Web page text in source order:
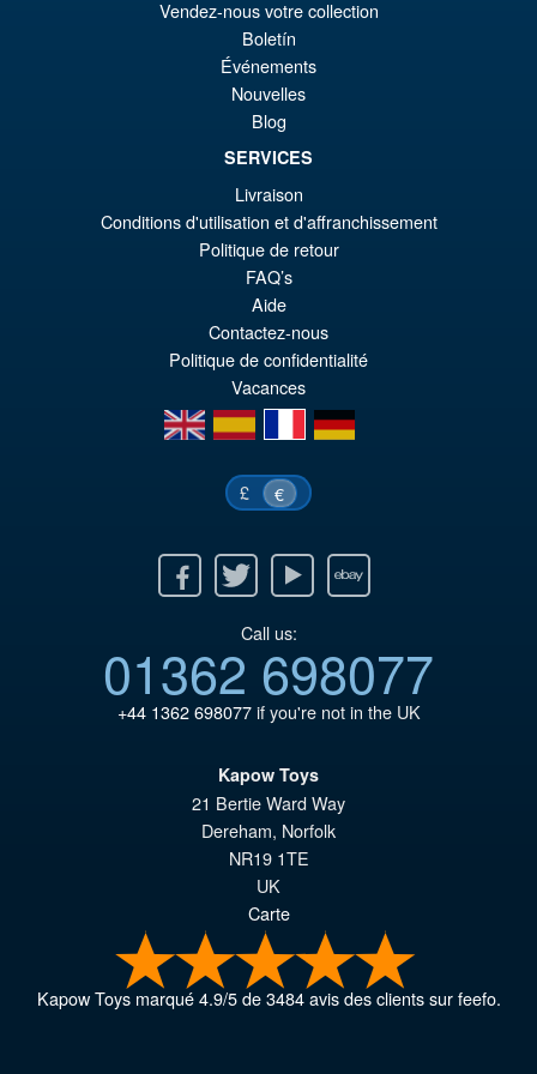
S.H. Figuarts Portgas D. Ace (
Marineford ) One Piece Action
Figure
€72.48
VORBESTELLUNGEN
Vendez-nous votre collection
Boletín
Événements
Nouvelles
Blog
SERVICES
Livraison
Conditions d'utilisation et d'affranchissement
Politique de retour
FAQ’s
Aide
Contactez-nous
Politique de confidentialité
Vacances
en
es fr de
£ €
Twitter Youtube Ebay
Call us:
01362 698077
+44 1362 698077if you're not in the UK
Kapow Toys
21 Bertie Ward Way
Dereham, Norfolk
NR19 1TE
UK
Carte
Kapow Toysmarqué4.9/5de3484avis des clients sur feefo.